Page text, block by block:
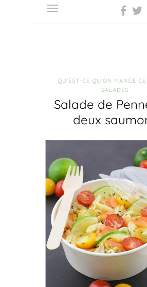
QU'EST-CE QU'ON MANGE CE
SALADES
Salade de
deux